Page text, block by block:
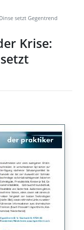
setzt Gegentrend
Krise: